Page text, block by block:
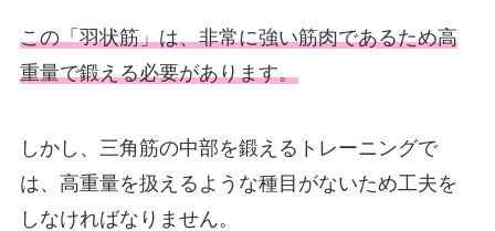
この「羽状筋」は、非常に強い筋肉であるため高
重量で鍛える必要があります。
しかし、三角筋の中部を鍛えるトレーニングで
は、高重量を扱えるような種目がないため工夫を
しなければなりません。